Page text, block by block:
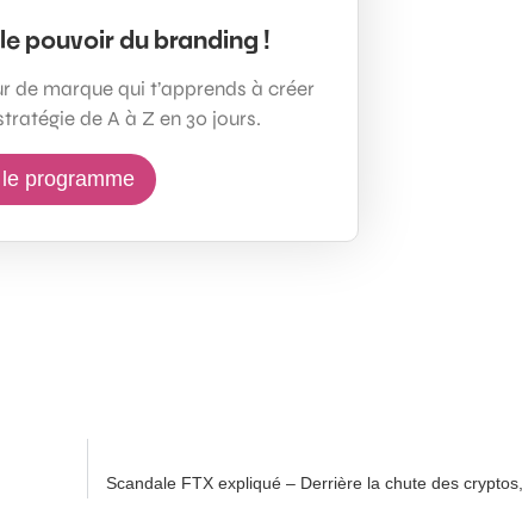
pouvoir du branding !
de marque qui t’apprends à créer
de A à Z en 30 jours.
programme
Scandale FTX expliqué – Derrière la chute des